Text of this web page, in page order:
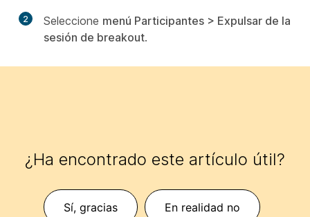
2 Seleccione menú Participantes > Expulsar de la
sesión de breakout.
¿Ha encontrado este artículo útil?
Sí, gracias En realidad no